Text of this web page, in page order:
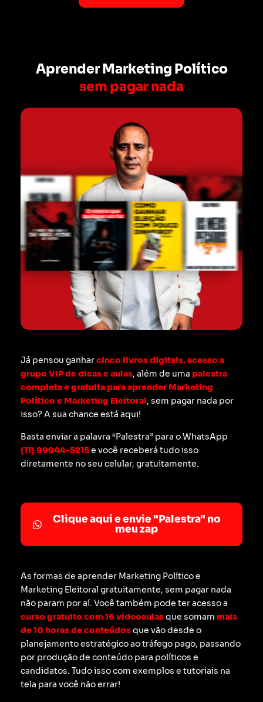
Aprender Marketing Político
sem pagar nada
Já pensou ganharcinco livros digitais, acesso a
grupo VIP de dicas e aulas, além de uma palestra
completa e gratuita para aprender Marketing
Político e Marketing Eleitoral, sem pagar nada por
isso? A sua chance está aqui!
Basta enviar a palavra “Palestra” para o WhatsApp
(11) 99944-5215e você receberá tudo isso
diretamente no seu celular, gratuitamente.
Clique aqui e envie "Palestra" no
meu zap
As formas de aprender Marketing Político e
Marketing Eleitoral gratuitamente, sem pagar nada
não param por aí. Você também pode ter acesso a
curso gratuito com 16 videoaulasque somam mais
de 10 horas de conteúdosque vão desde o
planejamento estratégico ao tráfego pago, passando
por produção de conteúdo para políticos e
candidatos. Tudo isso com exemplos e tutoriais na
tela para você não errar!